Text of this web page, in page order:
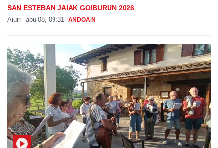
SAN ESTEBAN JAIAK GOIBURUN 2026
Aiurri abu 08, 09:31 ANDOAIN